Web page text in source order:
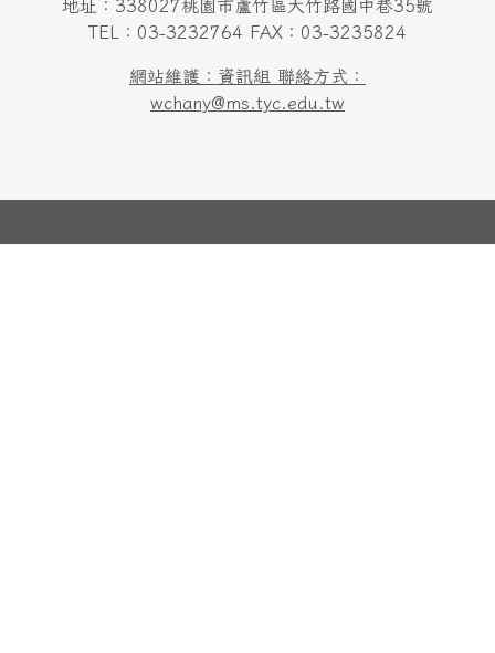
地址：338027桃園市蘆竹區大竹路國中巷35號
TEL：03-3232764 FAX：03-3235824
網站維護：資訊組 聯絡方式：
wchany@ms.tyc.edu.tw